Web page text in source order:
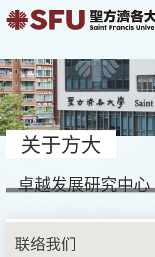
关于方大
卓越发展研究中心
联络我们